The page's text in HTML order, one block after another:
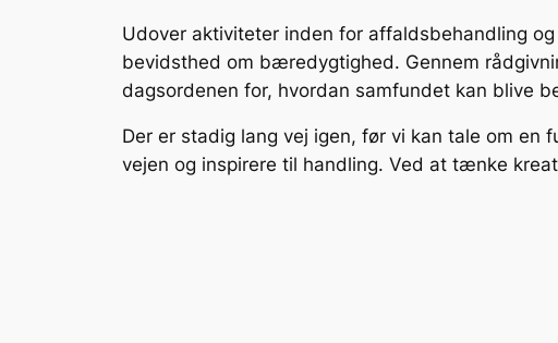
Udover aktiviteter inden for affaldsbehandling
bevidsthed om bæredygtighed. Gennem
dagsordenen for, hvordan samfundet kan blive
Der er stadig lang vej igen, før vi kan tale om
vejen og inspirere til handling. Ved at tænke